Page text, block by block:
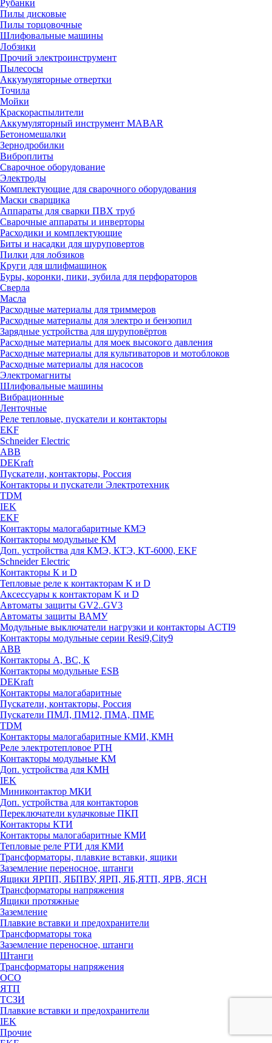
Рубанки
Пилы дисковые
Пилы торцовочные
Шлифовальные машины
Лобзики
Прочий электроинструмент
Пылесосы
Аккумуляторные отвертки
Точила
Мойки
Краскораспылители
Аккумуляторный инструмент MABAR
Бетономешалки
Зернодробилки
Виброплиты
Сварочное оборудование
Электроды
Комплектующие для сварочного оборудования
Маски сварщика
Аппараты для сварки ПВХ труб
Сварочные аппараты и инверторы
Расходики и комплектующие
Биты и насадки для шуруповертов
Пилки для лобзиков
Круги для шлифмашинок
Буры, коронки, пики, зубила для перфораторов
Сверла
Масла
Расходные материалы для триммеров
Расходные материалы для электро и бензопил
Зарядные устройства для шуруповёртов
Расходные материалы для моек высокого давления
Расходные материалы для культиваторов и мотоблоков
Расходные материалы для насосов
Электромагниты
Шлифовальные машины
Вибрационные
Ленточные
Реле тепловые, пускатели и контакторы
EKF
Schneider Electric
ABB
DEKraft
Пускатели, контакторы, Россия
Контакторы и пускатели Электротехник
TDM
IEK
EKF
Контакторы малогабаритные КМЭ
Контакторы модульные КМ
Доп. устройства для КМЭ, КТЭ, КТ-6000, EKF
Schneider Electric
Контакторы К и D
Тепловые реле к контакторам K и D
Аксессуары к контакторам K и D
Автоматы защиты GV2..GV3
Автоматы защиты ВАМУ
Модульные выключатели нагрузки и контакторы ACTI9
Контакторы модульные серии Resi9,City9
ABB
Контакторы А, ВС, К
Контакторы модульные ESB
DEKraft
Контакторы малогабаритные
Пускатели, контакторы, Россия
Пускатели ПМЛ, ПМ12, ПМА, ПМЕ
TDM
Контакторы малогабаритные КМИ, КМН
Реле электротепловое РТН
Контакторы модульные КМ
Доп. устройства для КМН
IEK
Миниконтактор МКИ
Доп. устройства для контакторов
Переключатели кулачковые ПКП
Контакторы КТИ
Контакторы малогабаритные КМИ
Тепловые реле РTИ для КМИ
Трансформаторы, плавкие вставки, ящики
Заземление переносное, штанги
Ящики ЯРПП, ЯБПВУ, ЯРП, ЯБ,ЯТП, ЯРВ, ЯСН
Трансформаторы напряжения
Ящики протяжные
Заземление
Плавкие вставки и предохранители
Трансформаторы тока
Заземление переносное, штанги
Штанги
Трансформаторы напряжения
ОСО
ЯТП
ТСЗИ
Плавкие вставки и предохранители
IEK
Прочие